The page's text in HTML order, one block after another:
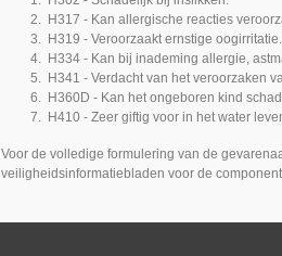
H317 - Kan allergische reacties
H319 - Veroorzaakt ernstige oogirritatie.
H334 - Kan bij inademing allergie,
H341 - Verdacht van het veroorzaken
H360D - Kan het ongeboren kind
H410 - Zeer giftig voor in het water
Voor de volledige formulering van de
veiligheidsinformatiebladen voor de